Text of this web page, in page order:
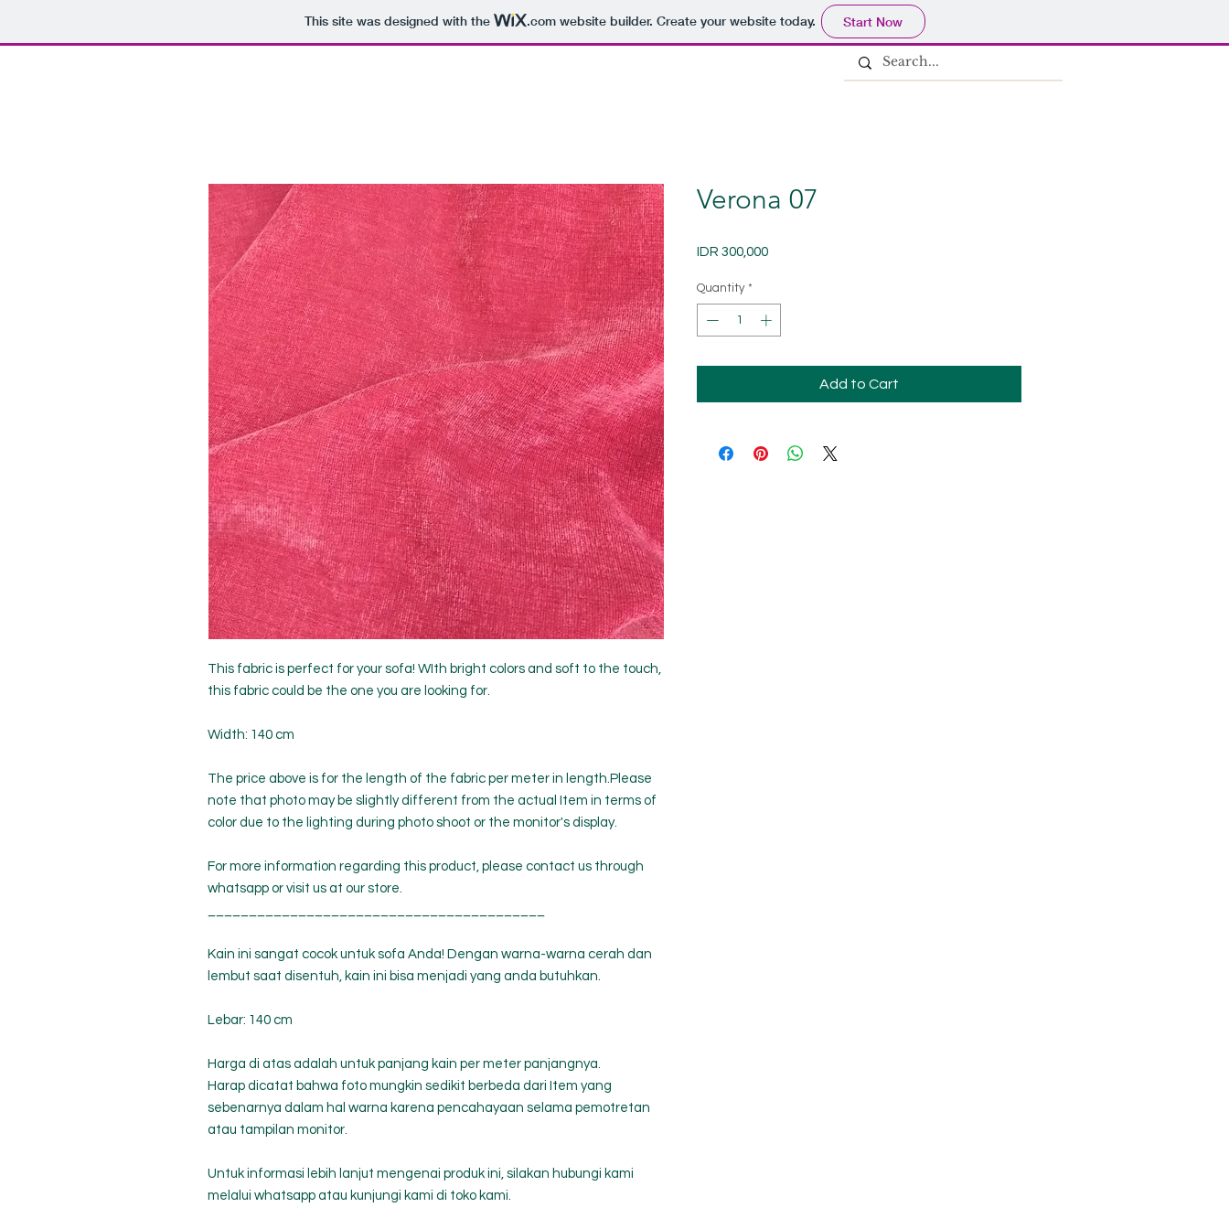
This site was designed with the .comwebsite builder. Create your website today. Start Now
This fabric is perfect for your sofa! WIth bright colors and soft to the touch,
this fabric could be the one you are looking for.
Width: 140 cm
The price above is for the length of the fabric per meter in length.Please
note that photo may be slightly different from the actual Item in terms of
color due to the lighting during photo shoot or the monitor's display.
For more information regarding this product, please contact us through
whatsapp or visit us at our store.
Kain ini sangat cocok untuk sofa Anda! Dengan warna-warna cerah dan
lembut saat disentuh, kain ini bisa menjadi yang anda butuhkan.
Lebar: 140 cm
Harga di atas adalah untuk panjang kain per meter panjangnya.
Harap dicatat bahwa foto mungkin sedikit berbeda dari Item yang
sebenarnya dalam hal warna karena pencahayaan selama pemotretan
atau tampilan monitor.
Untuk informasi lebih lanjut mengenai produk ini, silakan hubungi kami
melalui whatsapp atau kunjungi kami di toko kami.
Verona 07
IDR 300,000Price
Quantity *
Add to Cart